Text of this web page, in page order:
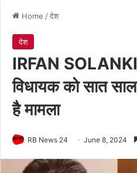
Home /देश
देश
IRFAN
विधायक को सात
है मामला
RB News 24 June 8, 2024